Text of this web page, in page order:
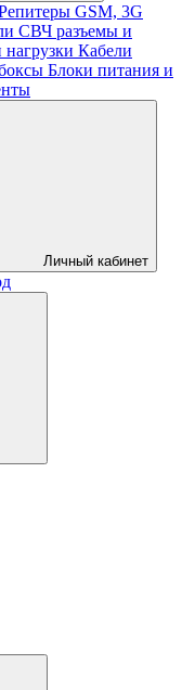
GSM, 3G
СВЧ разъемы и
Кабели
Блоки питания и
Личный кабинет